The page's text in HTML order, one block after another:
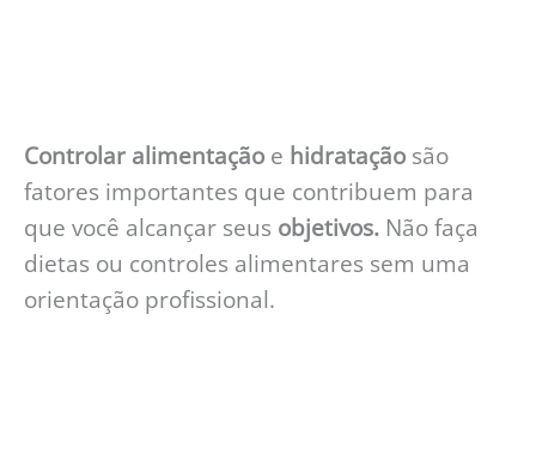
Controlar alimentação e hidratação são
fatores importantes que contribuem para
que você alcançar seus objetivos. Não faça
dietas ou controles alimentares sem uma
orientação profissional.